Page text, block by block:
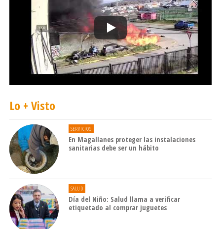
subsecretario acudió a la Intendencia de
Magallanes, donde, junto con entregar un
saludo protocolar, trató con el jefe regional, José
Fernández, tópicos de interés sectorial.
En esa cita, así como en algunos de los
encuentros posteriores, participaron la diputada
de Economía), Victoria Cortés.
Lo + Visto
SERVICIOS
En Magallanes proteger las instalaciones
sanitarias debe ser un hábito
SALUD
Día del Niño: Salud llama a verificar
etiquetado al comprar juguetes